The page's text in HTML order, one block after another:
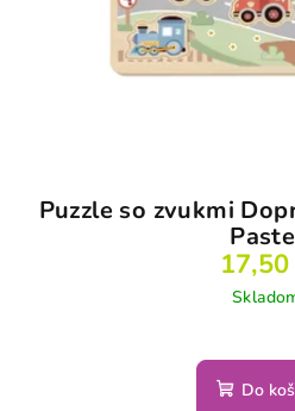
Puzzle so zvukmi
Do